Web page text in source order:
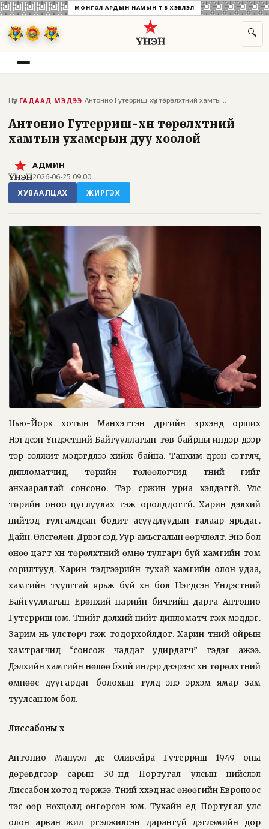
МОНГОЛ АРДЫН НАМЫН ТӨВ ХЭВЛЭЛ
🔍
Нүүр ГАДААД МЭДЭЭ Антонио Гутерриш-хүн төрөлхтний хамтын у...
Антонио Гутерриш-хүн төрөлхтний
хамтын ухамсрын дуу хоолой
АДМИН
2026-06-25 09:00
ХУВААЛЦАХ
ЖИРГЭХ
Нью-Йорк хотын Манхэттэн дүүргийн зүрхэнд орших
Нэгдсэн Үндэстний Байгууллагын төв байрны индэр дээр
тэр ээлжит мэдэгдлээ хийж байна. Танхим дүүрэн сэтгүүлч,
дипломатчид, төрийн төлөөлөгчид түүний үгийг
анхааралтай сонсоно. Тэр сүржин уриа хэлдэггүй. Улс
төрийн оноо цуглуулах гэж оролддоггүй. Харин дэлхий
нийтэд тулгамдсан бодит асуудлуудын талаар ярьдаг.
Дайн. Өлсгөлөн. Дүрвэгсэд. Уур амьсгалын өөрчлөлт. Энэ бол
өнөө цагт хүн төрөлхтний өмнө тулгарч буй хамгийн том
сорилтууд. Харин тэдгээрийн тухай хамгийн олон удаа,
хамгийн тууштай ярьж буй хүн бол Нэгдсэн Үндэстний
Байгууллагын Ерөнхий нарийн бичгийн дарга Антонио
Гутерриш юм. Түүнийг дэлхий нийт дипломатч гэж мэддэг.
Зарим нь улстөрч гэж тодорхойлдог. Харин түүний ойрын
хамтрагчид “сонсож чаддаг удирдагч” гэдэг ажээ.
Дэлхийн хамгийн нөлөө бүхий индэр дээрээс хүн төрөлхтний
өмнөөс дуугардаг болохын тулд энэ эрхэм ямар зам
туулсан юм бол.
Лиссабоны хүү
Антонио Мануэл де Оливейра Гутерриш 1949 оны
дөрөвдүгээр сарын 30-нд Португал улсын нийслэл
Лиссабон хотод төржээ. Түүний хүүхэд нас өнөөгийн Европоос
тэс өөр нөхцөлд өнгөрсөн юм. Тухайн үед Португал улс
олон арван жил үргэлжилсэн дарангуй дэглэмийн дор